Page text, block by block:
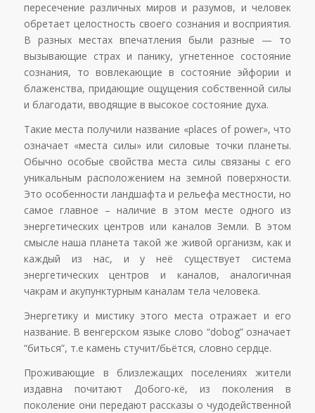
пересечение различных миров и разумов, и человек
обретает целостность своего сознания и восприятия.
В разных местах впечатления были разные — то
вызывающие страх и панику, угнетенное состояние
сознания, то вовлекающие в состояние эйфории и
блаженства, придающие ощущения собственной силы
и благодати, вводящие в высокое состояние духа.
Такие места получили название «places of power», что
означает «места силы» или силовые точки планеты.
Обычно особые свойства места силы связаны с его
уникальным расположением на земной поверхности.
Это особенности ландшафта и рельефа местности, но
самое главное – наличие в этом месте одного из
энергетических центров или каналов Земли. В этом
смысле наша планета такой же живой организм, как и
каждый из нас, и у неё существует система
энергетических центров и каналов, аналогичная
чакрам и акупунктурным каналам тела человека.
Энергетику и мистику этого места отражает и его
название. В венгерском языке слово “dobog” означает
“биться”, т.е камень стучит/бьётся, словно сердце.
Проживающие в близлежащих поселениях жители
издавна почитают Добого-кё, из поколения в
поколение они передают рассказы о чудодейственной